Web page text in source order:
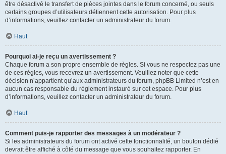
être désactivé le transfert de pièces jointes dans le forum concerné, ou seuls
certains groupes d’utilisateurs détiennent cette autorisation. Pour plus
d’informations, veuillez contacter un administrateur du forum.
Haut
Pourquoi ai-je reçu un avertissement ?
Chaque forum a son propre ensemble de règles. Si vous ne respectez pas une
de ces règles, vous recevrez un avertissement. Veuillez noter que cette
décision n’appartient qu’aux administrateurs du forum, phpBB Limited n’est en
aucun cas responsable du règlement instauré sur cet espace. Pour plus
d’informations, veuillez contacter un administrateur du forum.
Haut
Comment puis-je rapporter des messages à un modérateur ?
Si les administrateurs du forum ont activé cette fonctionnalité, un bouton dédié
devrait être affiché à côté du message que vous souhaitez rapporter. En